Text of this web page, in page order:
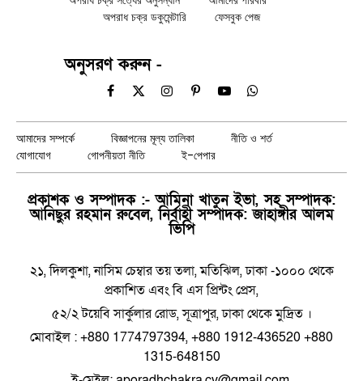
অপরাধ চক্র ডকুমেন্টারি
ফেসবুক পেজ
অনুসরণ করুন -
Facebook
X
InstagramPinterestYouTubeWhatsApp
আমাদের সম্পর্কে বিজ্ঞাপনের মূল্য তালিকা
নীতি ও শর্ত
যোগাযোগ
গোপনীয়তা নীতি ই-পেপার
প্রকাশক ও সম্পাদক :- আমিনা খাতুন ইভা, সহ সম্পাদক:
আনিছুর রহমান রুবেল, নির্বাহী সম্পাদক: জাহাঙ্গীর আলম
ভিপি
২১, দিলকুশা, নাসিম চেম্বার তয় তলা, মতিঝিল, ঢাকা -১০০০ থেকে
প্রকাশিত এবং বি এস প্রিন্টং প্রেস,
৫২/২ টয়েবি সার্কুলার রোড, সূত্রাপুর, ঢাকা থেকে মুদ্রিত ।
মোবাইল : +880 1774797394, +880 1912-436520 +880
1315-648150